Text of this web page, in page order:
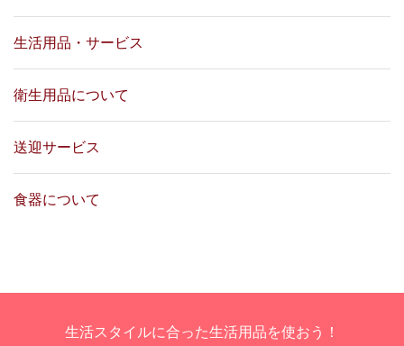
生活用品・サービス
衛生用品について
送迎サービス
食器について
生活スタイルに合った生活用品を使おう！